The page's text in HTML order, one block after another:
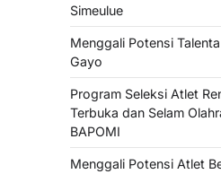
Simeulue
Menggali Potensi
Gayo
Program Seleksi Atlet
Terbuka dan Selam
BAPOMI
Menggali Potensi Atlet